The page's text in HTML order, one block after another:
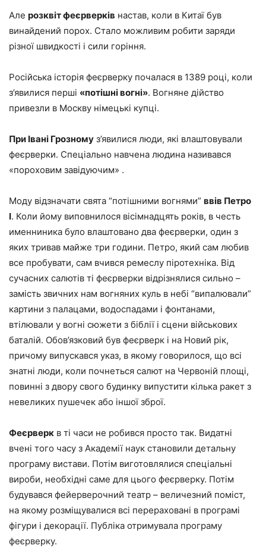
Але розквіт феєрверків настав, коли в Китаї був
винайдений порох. Стало можливим робити заряди
різної швидкості і сили горіння.
Російська історія феєрверку почалася в 1389 році, коли
з’явилися перші «потішні вогні». Вогняне дійство
привезли в Москву німецькі купці.
При Івані Грозному з’явилися люди, які влаштовували
феєрверки. Спеціально навчена людина називався
«пороховим завідуючим» .
Моду відзначати свята “потішними вогнями” ввів Петро
I. Коли йому виповнилося вісімнадцять років, в честь
именниника було влаштовано два феєрверки, один з
яких тривав майже три години. Петро, який сам любив
все пробувати, сам вчився ремеслу піротехніка. Від
сучасних салютів ті феєрверки відрізнялися сильно –
замість звичних нам вогняних куль в небі “випалювали”
картини з палацами, водоспадами і фонтанами,
втілювали у вогні сюжети з біблії і сцени військових
баталій. Обов’язковий був феєрверк і на Новий рік,
причому випускався указ, в якому говорилося, що всі
знатні люди, коли почнеться салют на Червоній площі,
повинні з двору свого будинку випустити кілька ракет з
невеликих пушечек або іншої зброї.
Феєрверк в ті часи не робився просто так. Видатні
вчені того часу з Академії наук становили детальну
програму вистави. Потім виготовлялися спеціальні
вироби, необхідні саме для цього феєрверку. Потім
будувався фейерверочний театр – величезний поміст,
на якому розміщувалися всі перераховані в програмі
фігури і декорації. Публіка отримувала програму
феєрверку.